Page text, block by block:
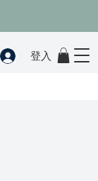
登入